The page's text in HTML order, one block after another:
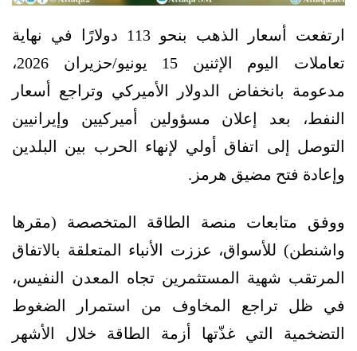
ارتفعت أسعار الذهب بنحو 113 دولارًا في نهاية
تعاملات اليوم الإثنين 15 يونيو/حزيران 2026،
مدعومة بانخفاض الدولار الأميركي وتراجع أسعار
النفط، بعد إعلان مسؤولين أميركيين وإيرانيين
التوصل إلى اتفاق أولي لإنهاء الحرب بين البلدين
وإعادة فتح مضيق هرمز.
ووفق متابعات منصة الطاقة المتخصصة (مقرها
واشنطن) للأسواق، عززت الأنباء المتعلقة بالاتفاق
المرتقب شهية المستثمرين تجاه المعدن النفيس،
في ظل تراجع المخاوف من استمرار الضغوط
التضخمية التي غذّتها أزمة الطاقة خلال الأشهر